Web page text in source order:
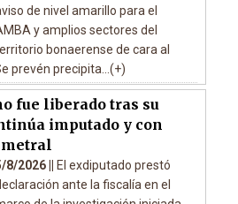
de nivel amarillo para el
y amplios sectores del
bonaerense de cara al
prevén precipita...(+)
fue liberado tras su
imputado y con
8/2026 ||
El exdiputado prestó
ante la fiscalía en el